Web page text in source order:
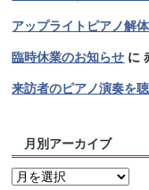
アップライトピアノ解
臨時休業のお知らせ に
来訪者のピアノ演奏を
月別アーカイブ
月